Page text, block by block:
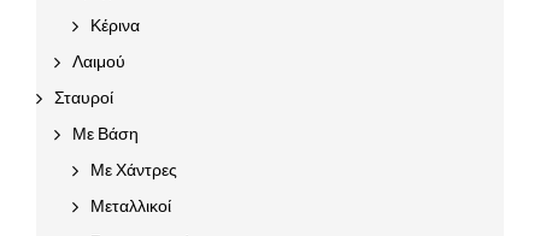
Κέρινα
Λαιμού
Σταυροί
Με Βάση
Με Χάντρες
Μεταλλικοί